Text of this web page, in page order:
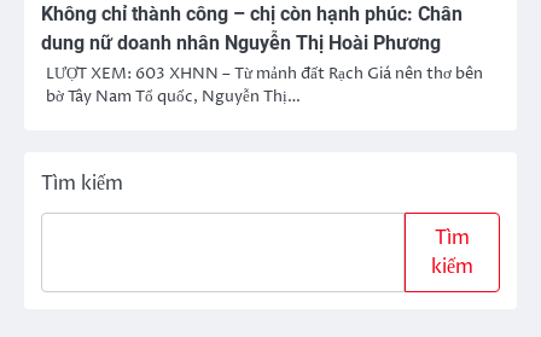
Không chỉ thành công – chị còn hạnh phúc: Chân
dung nữ doanh nhân Nguyễn Thị Hoài Phương
LƯỢT XEM: 603 XHNN – Từ mảnh đất Rạch Giá nên thơ bên
bờ Tây Nam Tổ quốc, Nguyễn Thị…
Tìm kiếm
Tìm
kiếm